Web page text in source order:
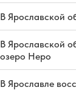
В Ярославской
В Ярославской
озеро Неро
В Ярославле